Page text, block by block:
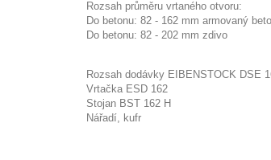
Rozsah průměru vrtaného otvoru:
Do betonu: 82 - 162 mm armovaný
Do betonu: 82 - 202 mm zdivo
Rozsah dodávky EIBENSTOCK DSE
Vrtačka ESD 162
Stojan BST 162 H
Nářadí, kufr